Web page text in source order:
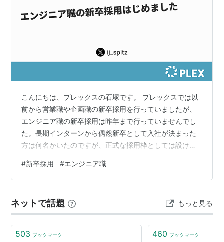
こんにちは、プレックスの石塚です。 プレックスでは以
前から営業職や企画職の新卒採用を行っていましたが、
エンジニア職の新卒採用は昨年まで行っていませんでし
た。長期インターンから偶然新卒として入社が決まった
方は何名かいたのですが、正式な採用枠としては設けて
らなる事業成長と未来の組織づくりのための重要な取り
組みとして、27卒・28卒のエンジニア職の採用を本格的
今のタイミングでエンジニア職の新卒採用を始めたの
か、そして（偶然）新卒として入社したエンジニアがど
のような活躍をしているのか、の2点を紹介でき…
#新卒採用 #エンジニア職
ネットで話題 もっと見る
503 ブックマーク 460 ブックマーク